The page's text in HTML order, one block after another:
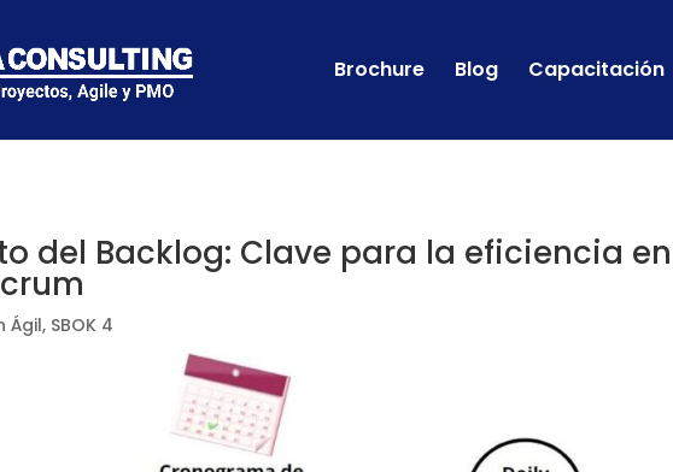
Brochure Blog Capacitación
del Backlog: Clave para la eficiencia en
Ágil, SBOK 4